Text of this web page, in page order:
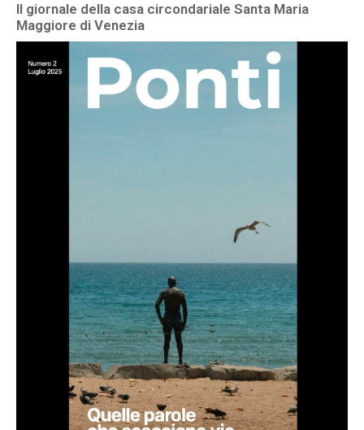
Il giornale della casa circondariale Santa Maria
Maggiore di Venezia